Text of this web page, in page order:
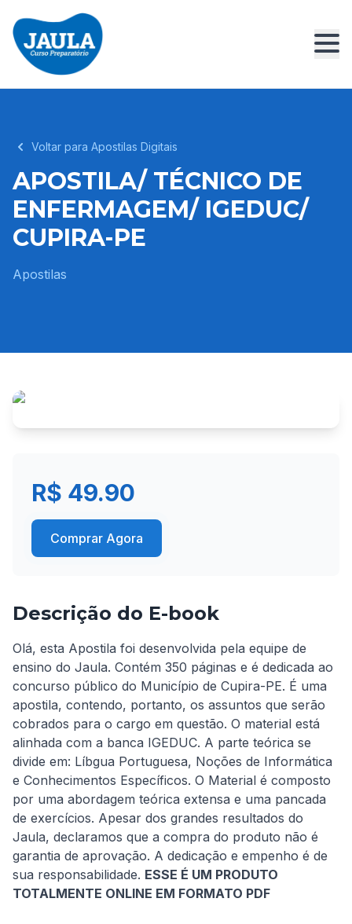
Voltar para Apostilas Digitais
APOSTILA/ TÉCNICO DE
ENFERMAGEM/ IGEDUC/
CUPIRA-PE
Apostilas
R$ 49.90
Comprar Agora
Descrição do E-book
Olá, esta Apostila foi desenvolvida pela equipe de
ensino do Jaula. Contém 350 páginas e é dedicada ao
concurso público do Município de Cupira-PE. É uma
apostila, contendo, portanto, os assuntos que serão
cobrados para o cargo em questão. O material está
alinhada com a banca IGEDUC. A parte teórica se
divide em: Líbgua Portuguesa, Noções de Informática
e Conhecimentos Específicos. O Material é composto
por uma abordagem teórica extensa e uma pancada
de exercícios. Apesar dos grandes resultados do
Jaula, declaramos que a compra do produto não é
garantia de aprovação. A dedicação e empenho é de
sua responsabilidade. ESSE É UM PRODUTO
TOTALMENTE ONLINE EM FORMATO PDF